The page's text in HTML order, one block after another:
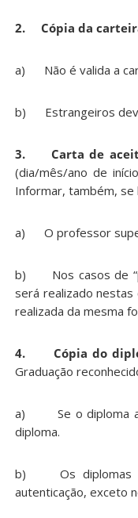
2. Cópia da
a) Não é valida a
b) Estrangeiros
3. Carta de aceite
(dia/mês/ano de
Informar, também,
a) O professor
b) Nos casos de
será realizado
realizada da mesma
4. Cópia do
Graduação
a) Se o diploma
diploma.
b) Os diplomas de
autenticação, exceto